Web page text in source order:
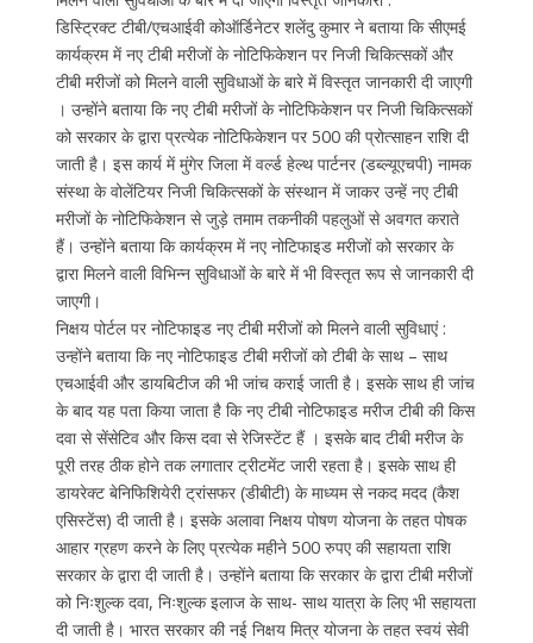
डिस्ट्रिक्ट टीबी/एचआईवी कोऑर्डिनेटर शलेंदु कुमार ने बताया कि सीएमई
कार्यक्रम में नए टीबी मरीजों के नोटिफिकेशन पर निजी चिकित्सकों और
टीबी मरीजों को मिलने वाली सुविधाओं के बारे में विस्तृत जानकारी दी जाएगी
। उन्होंने बताया कि नए टीबी मरीजों के नोटिफिकेशन पर निजी चिकित्सकों
को सरकार के द्वारा प्रत्येक नोटिफिकेशन पर 500 की प्रोत्साहन राशि दी
जाती है। इस कार्य में मुंगेर जिला में वर्ल्ड हेल्थ पार्टनर (डब्ल्यूएचपी) नामक
संस्था के वोलेंटियर निजी चिकित्सकों के संस्थान में जाकर उन्हें नए टीबी
मरीजों के नोटिफिकेशन से जुड़े तमाम तकनीकी पहलुओं से अवगत कराते
हैं। उन्होंने बताया कि कार्यक्रम में नए नोटिफाइड मरीजों को सरकार के
द्वारा मिलने वाली विभिन्न सुविधाओं के बारे में भी विस्तृत रूप से जानकारी दी
जाएगी।
निक्षय पोर्टल पर नोटिफाइड नए टीबी मरीजों को मिलने वाली सुविधाएं :
उन्होंने बताया कि नए नोटिफाइड टीबी मरीजों को टीबी के साथ – साथ
एचआईवी और डायबिटीज की भी जांच कराई जाती है। इसके साथ ही जांच
के बाद यह पता किया जाता है कि नए टीबी नोटिफाइड मरीज टीबी की किस
दवा से सेंसेटिव और किस दवा से रेजिस्टेंट हैं । इसके बाद टीबी मरीज के
पूरी तरह ठीक होने तक लगातार ट्रीटमेंट जारी रहता है। इसके साथ ही
डायरेक्ट बेनिफिशियेरी ट्रांसफर (डीबीटी) के माध्यम से नकद मदद (कैश
एसिस्टेंस) दी जाती है। इसके अलावा निक्षय पोषण योजना के तहत पोषक
आहार ग्रहण करने के लिए प्रत्येक महीने 500 रुपए की सहायता राशि
सरकार के द्वारा दी जाती है। उन्होंने बताया कि सरकार के द्वारा टीबी मरीजों
को निःशुल्क दवा, निःशुल्क इलाज के साथ- साथ यात्रा के लिए भी सहायता
दी जाती है। भारत सरकार की नई निक्षय मित्र योजना के तहत स्वयं सेवी